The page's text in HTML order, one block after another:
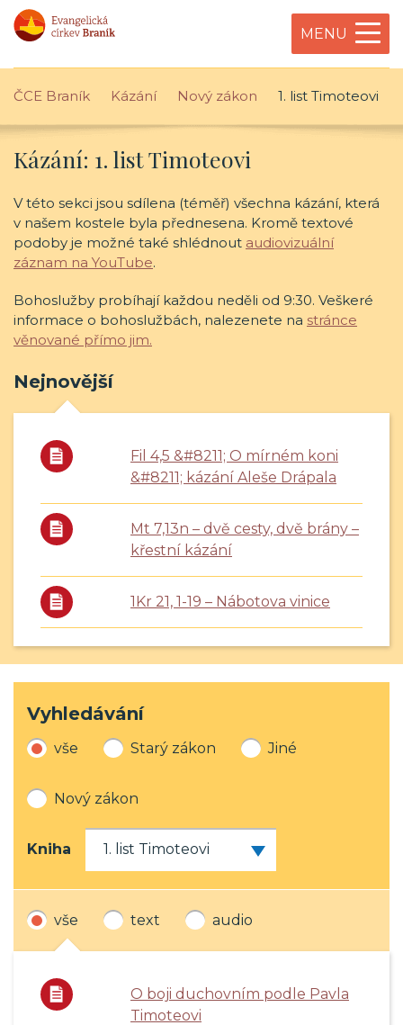
MENU
ČCE Braník Kázání Nový zákon 1. list Timoteovi
Kázání: 1. list Timoteovi
V této sekci jsou sdílena (téměř) všechna kázání, která
v našem kostele byla přednesena. Kromě textové
podoby je možné také shlédnout audiovizuální
záznam na YouTube.
Bohoslužby probíhají každou neděli od 9:30. Veškeré
informace o bohoslužbách, nalezenete na stránce
věnované přímo jim.
Nejnovější
Fil 4,5 &#8211; O mírném koni
&#8211; kázání Aleše Drápala
Mt 7,13n – dvě cesty, dvě brány –
křestní kázání
1Kr 21, 1-19 – Nábotova vinice
Vyhledávání
vše Starý zákon Jiné
Nový zákon
Kniha
vše text audio
O boji duchovním podle Pavla
Timoteovi